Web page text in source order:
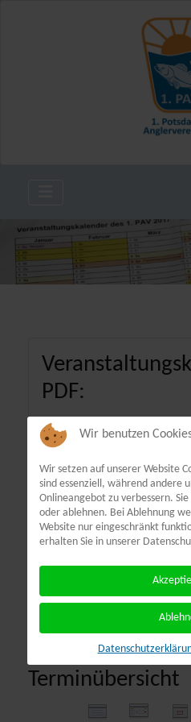
PDF:
Terminübersicht
Wir benutzen
Wir setzen auf unserer Website
sind essenziell, während andere
Onlineangebot zu verbessern.
oder ablehnen. Bei Ablehnung
Website nur eingeschränkt
erhalten Sie in unserer